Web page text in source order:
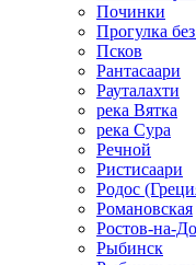
Починки
Прогулка
Псков
Рантасаари
Рауталахти
река Вятка
река Сура
Речной
Ристисаари
Родос
Романовская
Ростов-на-
Рыбинск